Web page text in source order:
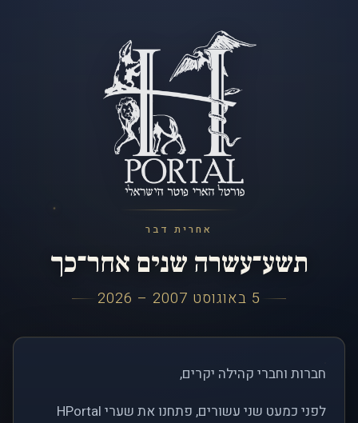
אחרית דבר
תשע־עשרה שנים אחר־כך
5 באוגוסט 2007 – 2026
חברות וחברי קהילה יקרים,
לפני כמעט שני עשורים, פתחנו את שערי HPortal